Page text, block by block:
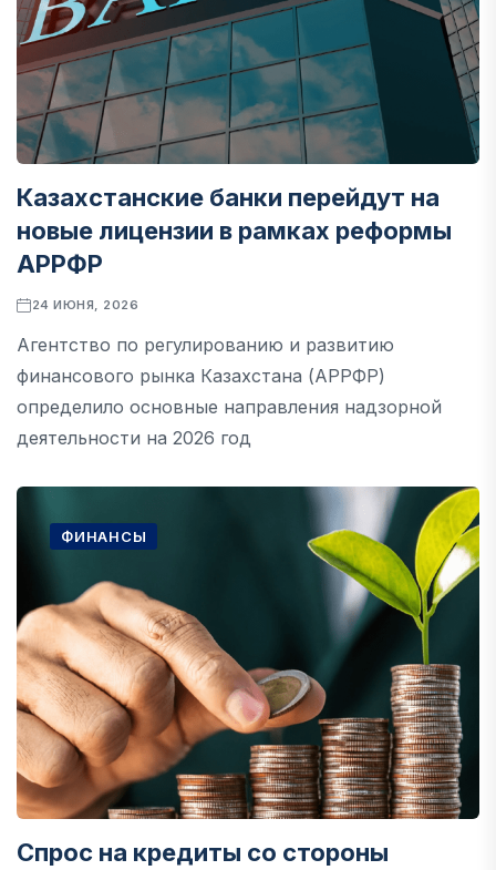
Казахстанские банки перейдут на
новые лицензии в рамках реформы
АРРФР
24 ИЮНЯ, 2026
Агентство по регулированию и развитию
финансового рынка Казахстана (АРРФР)
определило основные направления надзорной
деятельности на 2026 год
ФИНАНСЫ
Спрос на кредиты со стороны